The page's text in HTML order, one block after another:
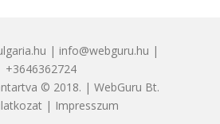
| info@webguru.hu |
+3646362724
© 2018. | WebGuru Bt.
| Impresszum